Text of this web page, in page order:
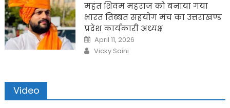
महंत शिवम महराज को बनाया गया
भारत तिब्बत सहयोग मंच का उत्तराखण्ड
प्रदेश कार्यकारी अध्यक्ष
Posted
on
April 11, 2026
Author
Vicky Saini
Video